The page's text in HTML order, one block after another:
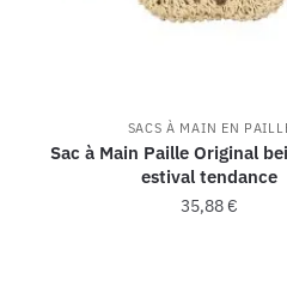
SACS À MAIN EN
Sac à Main Paille Original
estival tendance
35,88€